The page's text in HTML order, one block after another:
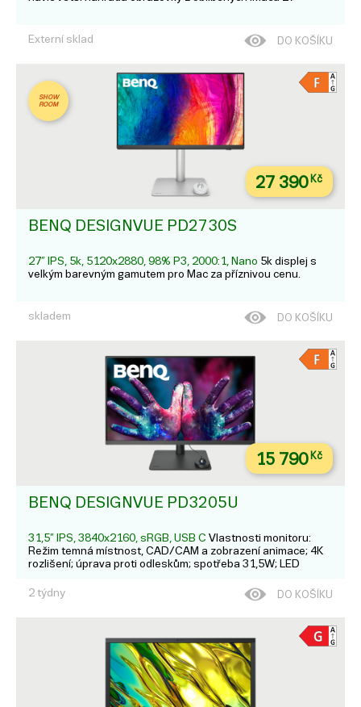
Externí sklad DO KOŠÍKU
SHOW
ROOM
27 390Kč
BENQ DESIGNVUE PD2730S
27” IPS, 5k, 5120x2880, 98% P3, 2000:1, Nano 5k displej s
velkým barevným gamutem pro Mac za příznivou cenu.
skladem DO KOŠÍKU
15 790Kč
BENQ DESIGNVUE PD3205U
31,5” IPS, 3840x2160, sRGB, USB C Vlastnosti monitoru:
Režim temná místnost, CAD/CAM a zobrazení animace; 4K
rozlišení; úprava proti odleskům; spotřeba 31,5W; LED
Rec.709; Připojení jedním kabelem USB-C; PŘESNÁ BARVA
PRO NEJVYŠŠÍ ESTETI...
2 týdny DO KOŠÍKU